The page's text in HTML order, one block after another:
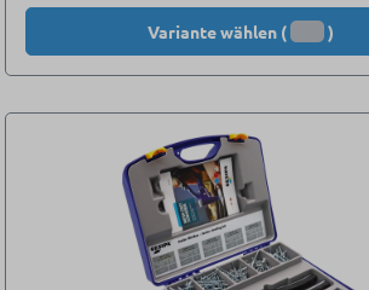
Variante wählen ( )